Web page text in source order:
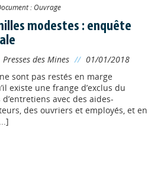
: Ouvrage
modestes : enquête
Presses des Mines // 01/01/2018
sont pas restés en marge
existe une frange d’exclus du
avec des aides-
des ouvriers et employés, et en